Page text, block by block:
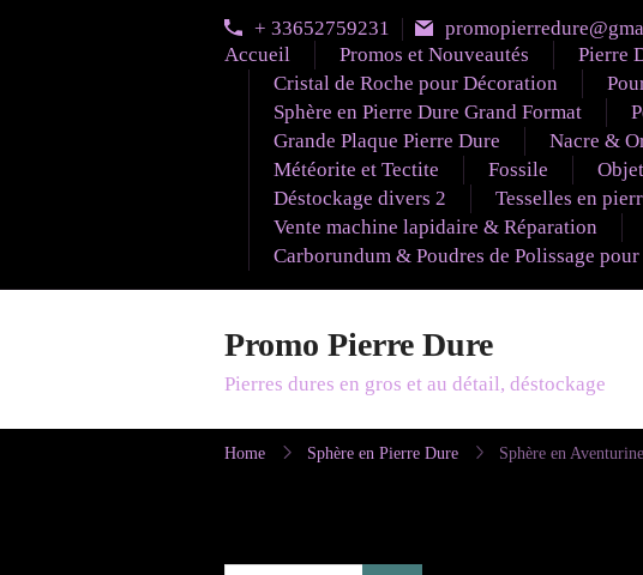
+ 33652759231
Accueil
Promos et Nouveautés Pierre
Cristal de Roche pour Décoration
Sphère en Pierre Dure Grand Format
Grande Plaque Pierre Dure
Nacre &
Météorite et Tectite
Fossile
Déstockage divers 2
Tesselles en
Vente machine lapidaire & Réparation
Carborundum & Poudres de Polissage
Promo Pierre Dure
Pierres dures en gros et au détail, déstockage
Home Sphère en Pierre Dure Sphère en Aventurine